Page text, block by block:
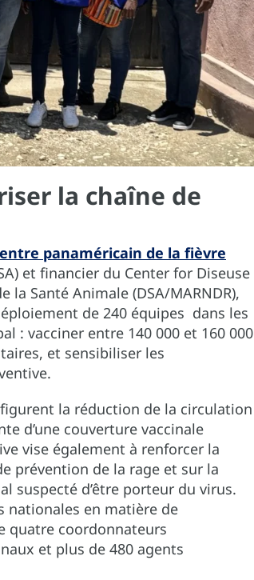
la chaîne de
panaméricain de la fièvre
et financier du Center for Diseuse
Santé Animale (DSA/MARNDR),
de 240 équipes dans les
: vacciner entre 140 000 et 160 000
et sensibiliser les
la réduction de la circulation
d’une couverture vaccinale
vise également à renforcer la
prévention de la rage et sur la
suspecté d’être porteur du virus.
nationales en matière de
quatre coordonnateurs
et plus de 480 agents